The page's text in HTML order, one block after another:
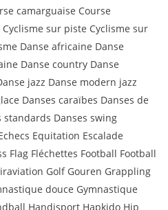
camarguaise Course
sur piste Cyclisme sur
Danse africaine Danse
Danse country Danse
jazz Danse modern jazz
Danses caraïbes Danses de
standards Danses swing
Equitation Escalade
Flag Fléchettes Football Football
Golf Gouren Grappling
douce Gymnastique
Handisport Hapkido Hip